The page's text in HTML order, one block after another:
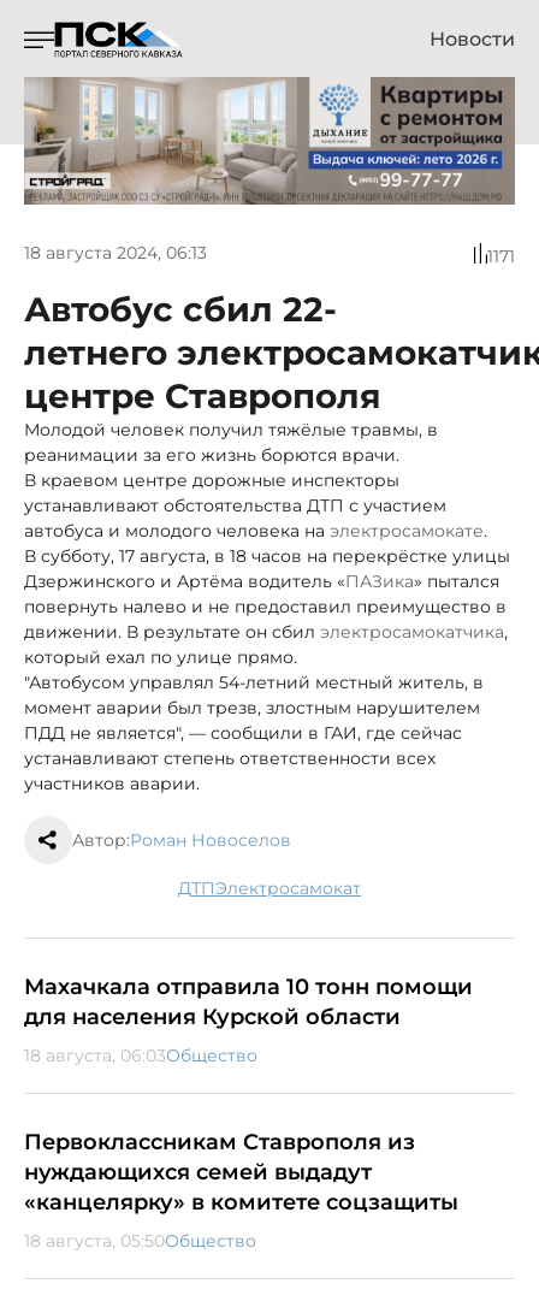
Новости
18 августа 2024, 06:13 1171
Автобус сбил 22-
летнего
центре Ставрополя
Молодой человек получил тяжёлые травмы, в
реанимации за его жизнь борются врачи.
В краевом центре дорожные инспекторы
устанавливают обстоятельства ДТП с участием
автобуса и молодого человека на электросамокате.
В субботу, 17 августа, в 18 часов на перекрёстке улицы
Дзержинского и Артёма водитель «ПАЗика» пытался
повернуть налево и не предоставил преимущество в
движении. В результате он сбил электросамокатчика,
который ехал по улице прямо.
"Автобусом управлял 54-летний местный житель, в
момент аварии был трезв, злостным нарушителем
ПДД не является", — сообщили в ГАИ, где сейчас
устанавливают степень ответственности всех
участников аварии.
Автор:Роман Новоселов
ДТП электросамокат
Махачкала отправила 10 тонн помощи
для населения Курской области
18 августа, 06:03Общество
Первоклассникам Ставрополя из
нуждающихся семей выдадут
«канцелярку» в комитете соцзащиты
18 августа, 05:50Общество